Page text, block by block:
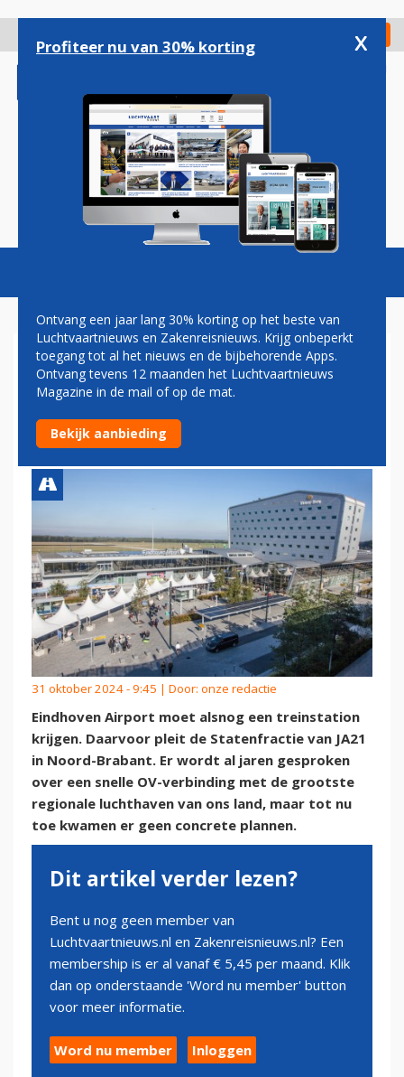
gaan
Check in
Magazine Podcasts Vacatures
EINDHOVEN AIRPORT MAG
BLIJVEN HOPEN OP EEN
'EIGEN' TREINSTATION
31 oktober 2024 - 9:45 | Door: onze redactie
Eindhoven Airport moet alsnog een treinstation
krijgen. Daarvoor pleit de Statenfractie van JA21
in Noord-Brabant. Er wordt al jaren gesproken
over een snelle OV-verbinding met de grootste
regionale luchthaven van ons land, maar tot nu
toe kwamen er geen concrete plannen.
Dit artikel verder lezen?
Bent u nog geen member van
Luchtvaartnieuws.nl en Zakenreisnieuws.nl? Een
membership is er al vanaf € 5,45 per maand. Klik
dan op onderstaande 'Word nu member' button
voor meer informatie.
Word nu member Inloggen
Profiteer nu van 30% korting x
Ontvang een jaar lang 30% korting op het beste van
Luchtvaartnieuws en Zakenreisnieuws. Krijg onbeperkt
toegang tot al het nieuws en de bijbehorende Apps.
Ontvang tevens 12 maanden het Luchtvaartnieuws
Magazine in de mail of op de mat.
Bekijk aanbieding